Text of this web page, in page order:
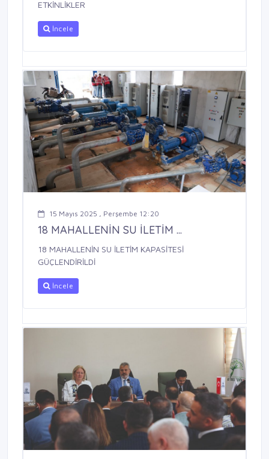
ETKİNLİKLER
İncele
15 Mayıs 2025 , Perşembe 12:20
18 MAHALLENİN SU İLETİM ...
18 MAHALLENİN SU İLETİM KAPASİTESİ
GÜÇLENDİRİLDİ
İncele